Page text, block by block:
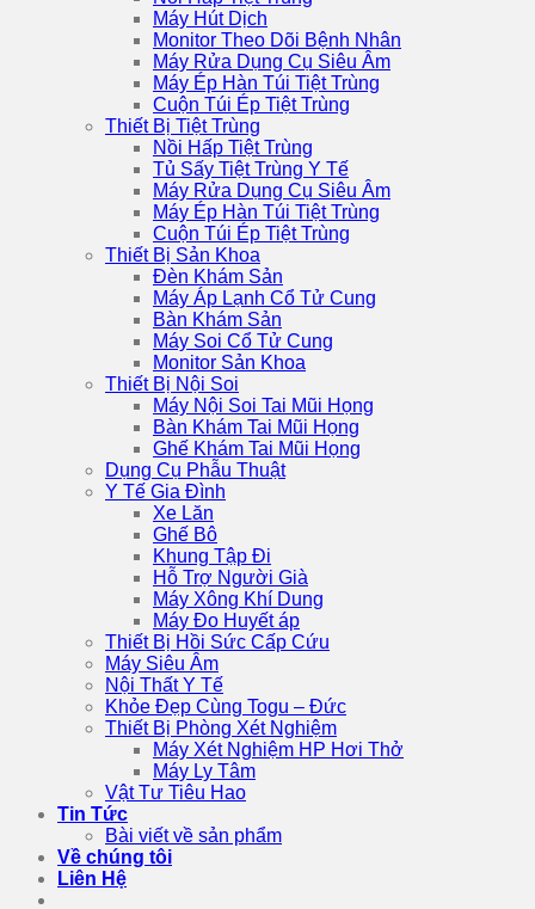
Máy Hút Dịch
Monitor Theo Dõi Bệnh Nhân
Máy Rửa Dụng Cụ Siêu Âm
Máy Ép Hàn Túi Tiệt Trùng
Cuộn Túi Ép Tiệt Trùng
Thiết Bị Tiệt Trùng
Nồi Hấp Tiệt Trùng
Tủ Sấy Tiệt Trùng Y Tế
Máy Rửa Dụng Cụ Siêu Âm
Máy Ép Hàn Túi Tiệt Trùng
Cuộn Túi Ép Tiệt Trùng
Thiết Bị Sản Khoa
Đèn Khám Sản
Máy Áp Lạnh Cổ Tử Cung
Bàn Khám Sản
Máy Soi Cổ Tử Cung
Monitor Sản Khoa
Thiết Bị Nội Soi
Máy Nội Soi Tai Mũi Họng
Bàn Khám Tai Mũi Họng
Ghế Khám Tai Mũi Họng
Dụng Cụ Phẫu Thuật
Y Tế Gia Đình
Xe Lăn
Ghế Bô
Khung Tập Đi
Hỗ Trợ Người Già
Máy Xông Khí Dung
Máy Đo Huyết áp
Thiết Bị Hồi Sức Cấp Cứu
Máy Siêu Âm
Nội Thất Y Tế
Khỏe Đẹp Cùng Togu – Đức
Thiết Bị Phòng Xét Nghiệm
Máy Xét Nghiệm HP Hơi Thở
Máy Ly Tâm
Vật Tư Tiêu Hao
Tin Tức
Bài viết về sản phẩm
Về chúng tôi
Liên Hệ